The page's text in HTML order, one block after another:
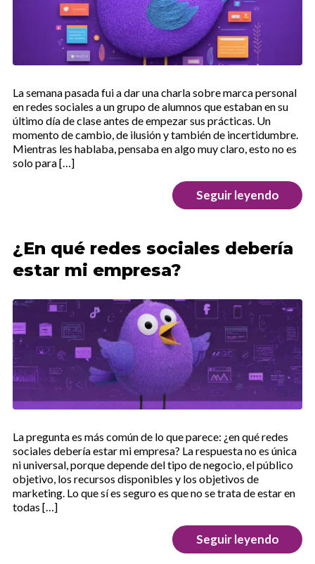
La semana pasada fui a dar una charla sobre marca personal
en redes sociales a un grupo de alumnos que estaban en su
último día de clase antes de empezar sus prácticas. Un
momento de cambio, de ilusión y también de incertidumbre.
Mientras les hablaba, pensaba en algo muy claro, esto no es
solo para […]
Seguir leyendo
¿En qué redes sociales debería
estar mi empresa?
La pregunta es más común de lo que parece: ¿en qué redes
sociales debería estar mi empresa? La respuesta no es única
ni universal, porque depende del tipo de negocio, el público
objetivo, los recursos disponibles y los objetivos de
marketing. Lo que sí es seguro es que no se trata de estar en
todas […]
Seguir leyendo